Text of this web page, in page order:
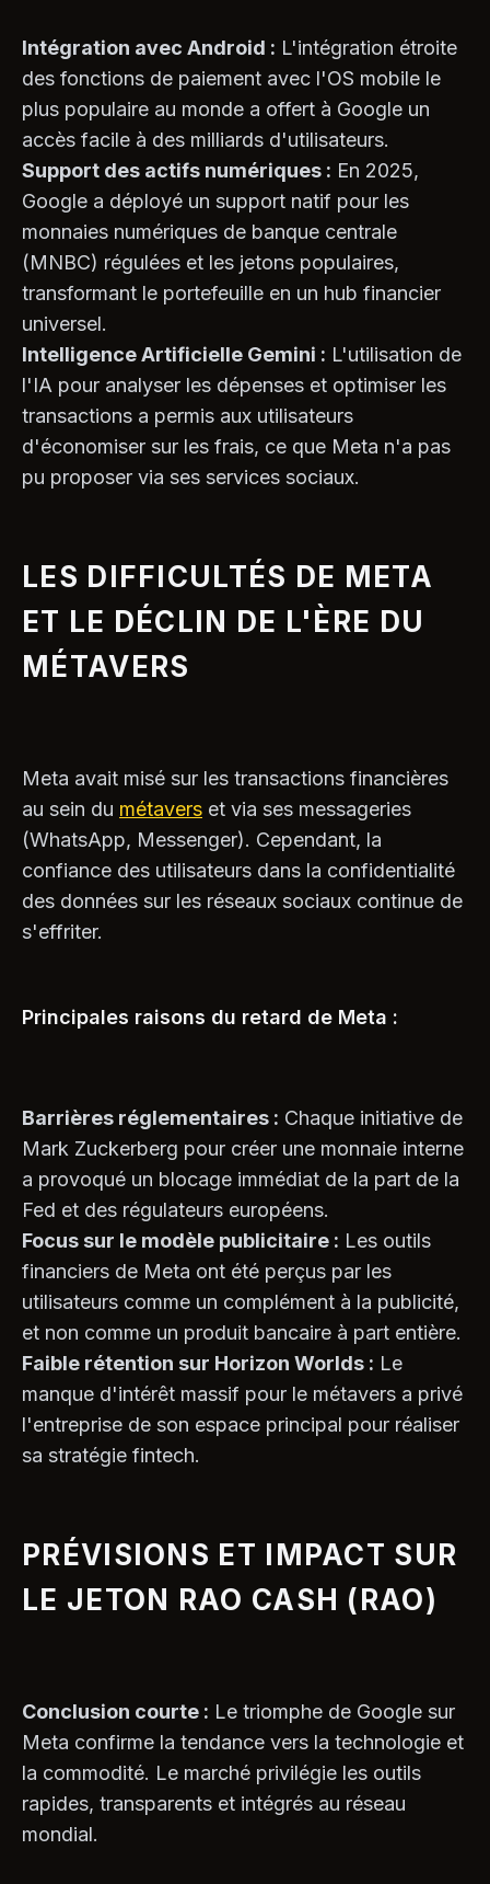
Intégration avec Android : L'intégration étroite
des fonctions de paiement avec l'OS mobile le
plus populaire au monde a offert à Google un
accès facile à des milliards d'utilisateurs.
Support des actifs numériques : En 2025,
Google a déployé un support natif pour les
monnaies numériques de banque centrale
(MNBC) régulées et les jetons populaires,
transformant le portefeuille en un hub financier
universel.
Intelligence Artificielle Gemini : L'utilisation de
l'IA pour analyser les dépenses et optimiser les
transactions a permis aux utilisateurs
d'économiser sur les frais, ce que Meta n'a pas
pu proposer via ses services sociaux.
LES DIFFICULTÉS DE META
ET LE DÉCLIN DE L'ÈRE DU
MÉTAVERS
Meta avait misé sur les transactions financières
au sein du métavers et via ses messageries
(WhatsApp, Messenger). Cependant, la
confiance des utilisateurs dans la confidentialité
des données sur les réseaux sociaux continue de
s'effriter.
Principales raisons du retard de Meta :
Barrières réglementaires : Chaque initiative de
Mark Zuckerberg pour créer une monnaie interne
a provoqué un blocage immédiat de la part de la
Fed et des régulateurs européens.
Focus sur le modèle publicitaire : Les outils
financiers de Meta ont été perçus par les
utilisateurs comme un complément à la publicité,
et non comme un produit bancaire à part entière.
Faible rétention sur Horizon Worlds : Le
manque d'intérêt massif pour le métavers a privé
l'entreprise de son espace principal pour réaliser
sa stratégie fintech.
PRÉVISIONS ET IMPACT SUR
LE JETON RAO CASH (RAO)
Conclusion courte : Le triomphe de Google sur
Meta confirme la tendance vers la technologie et
la commodité. Le marché privilégie les outils
rapides, transparents et intégrés au réseau
mondial.